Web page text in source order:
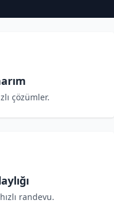
çözümler.
randevu.